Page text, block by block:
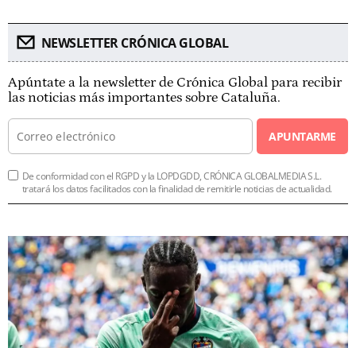
NEWSLETTER CRÓNICA GLOBAL
Apúntate a la newsletter de Crónica Global para recibir
las noticias más importantes sobre Cataluña.
APUNTARME
De conformidad con el RGPD y la LOPDGDD, CRÓNICA GLOBALMEDIA S.L.
tratará los datos facilitados con la finalidad de remitirle noticias de actualidad.